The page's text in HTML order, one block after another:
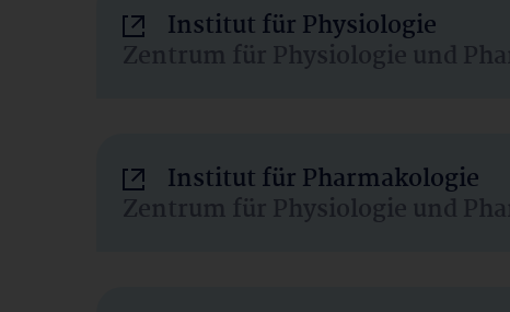
Institut für Physiologie
Zentrum für Physiologie und
Institut für Pharmakologie
Zentrum für Physiologie und